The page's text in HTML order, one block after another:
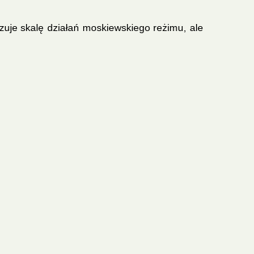
skalę działań moskiewskiego reżimu, ale